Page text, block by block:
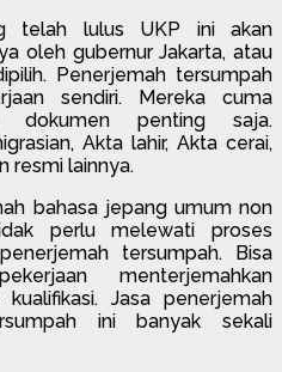
telah lulus UKP ini akan
oleh gubernur Jakarta, atau
Penerjemah tersumpah
sendiri. Mereka cuma
dokumen penting saja.
Akta lahir, Akta cerai,
resmi lainnya.
bahasa jepang umum non
perlu melewati proses
tersumpah. Bisa
menterjemahkan
Jasa penerjemah
ini banyak sekali